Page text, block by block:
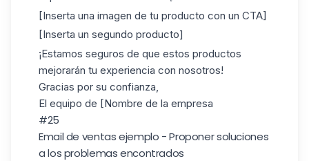
[Inserta una imagen de tu producto con un CTA]
[Inserta un segundo producto]
¡Estamos seguros de que estos productos
mejorarán tu experiencia con nosotros!
Gracias por su confianza,
El equipo de [Nombre de la empresa
#25
Email de ventas ejemplo - Proponer soluciones
a los problemas encontrados